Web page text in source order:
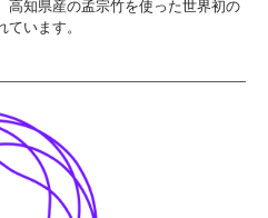
高知県産の孟宗竹を使った世界初の
います。